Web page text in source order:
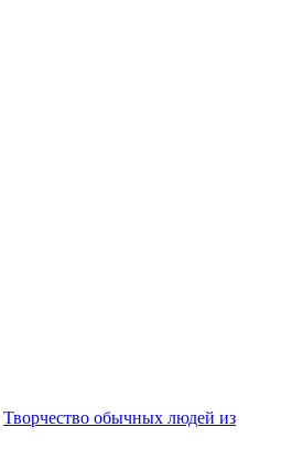
Творчество обычных людей из